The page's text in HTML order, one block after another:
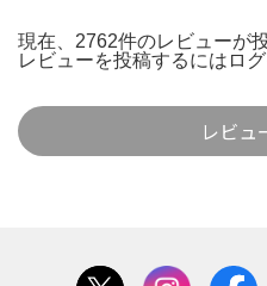
現在、2762件のレビューが
レビューを投稿するには ロ
レビュ